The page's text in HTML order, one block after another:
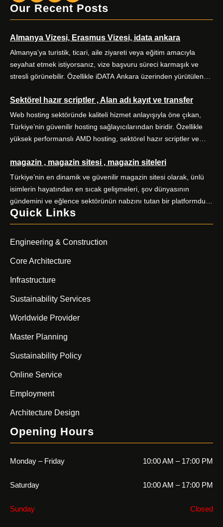
Our Recent Posts
Almanya Vizesi, Erasmus Vizesi, idata ankara
Almanya’ya turistik, ticari, aile ziyareti veya eğitim amacıyla
seyahat etmek istiyorsanız, vize başvuru süreci karmaşık ve
stresli görünebilir. Özellikle iDATA Ankara üzerinden yürütülen
evrak hazırlığı ve zamanında randevu planlaması başarıyı
doğrudan etkiler. Alo Vize Randevu (alovizerandevu ), Ankara
merkezli profesyonel vize danışmanlığı hizmetiyle bu süreci sizin
için kolaylaştırır. […]
Sektörel hazır scriptler , Alan adı kayıt ve transfer
Web hosting sektöründe kaliteli hizmet anlayışıyla öne çıkan,
Türkiye’nin güvenilir hosting sağlayıcılarından biridir. Özellikle
yüksek performanslı AMD hosting, sektörel hazır scriptler ve
sunuyor. Yüksek performanslı AMD hosting paketleri, güçlü AMD
EPYC işlemciler ve NVMe SSD disklerle donatılmış sunucular
üzerine kuruludur. E-ticaret siteleri, kurumsal web siteleri, bloglar
ve yüksek […]
magazin , magazin sitesi , magazin siteleri
Türkiye’nin en dinamik ve güvenilir magazin sitesi olarak, ünlü
isimlerin hayatından en sıcak gelişmeleri, şov dünyasının
gündemini ve eğlence sektörünün nabzını tutan bir platformdur.
Magazin severlerin ilk adresi olan sitemiz, kaliteli içerik üretimiyle
fark yaratıyor. Güncel haberler, özel röportajlar, stil önerileri ve
ünlülerin perde arkası hikayeleriyle sizleri ekrandan
uzaklaştıramayacağınız bir içerik dünyasına davet ediyor.
Magazin […]
Quick Links
Engineering & Construction
Core Architecture
Infrastructure
Sustainability Services
Worldwide Provider
Master Planning
Sustainability Policy
Online Service
Employment
Architecture Design
Opening Hours
Monday – Friday 10:00 AM – 17:00 PM
Saturday 10:00 AM – 17:00 PM
Sunday Closed